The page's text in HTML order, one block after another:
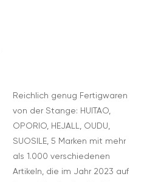
Reichlich genug Fertigwaren
von der Stange: HUITAO,
OPORIO, HEJALL, OUDU,
SUOSILE, 5 Marken mit mehr
als 1.000 verschiedenen
Artikeln, die im Jahr 2023 auf